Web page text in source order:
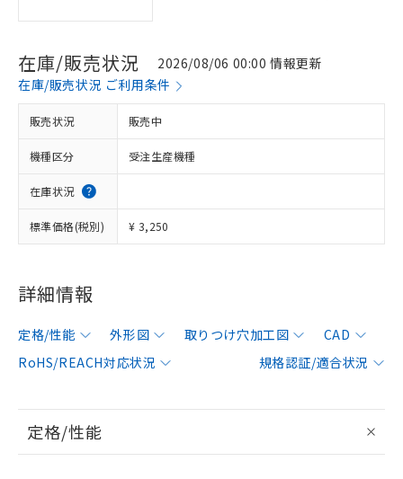
在庫/販売状況
2026/08/06 00:00 情報更新
在庫/販売状況 ご利用条件
販売状況 販売中
機種区分 受注生産機種
在庫状況
標準価格(税別) ¥ 3,250
詳細情報
定格/性能 外形図 取りつけ穴加工図
CAD
RoHS/REACH対応状況
規格認証/適合状況
定格/性能